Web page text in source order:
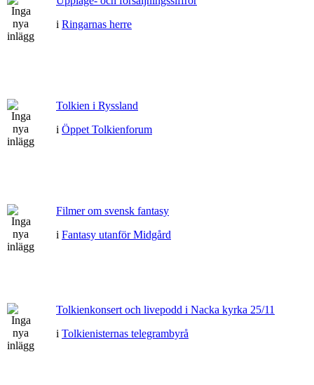
i Ringarnas herre
Tolkien i Ryssland
i Öppet Tolkienforum
Filmer om svensk fantasy
i Fantasy utanför Midgård
Tolkienkonsert och livepodd i Nacka kyrka 25/11
i Tolkienisternas telegrambyrå